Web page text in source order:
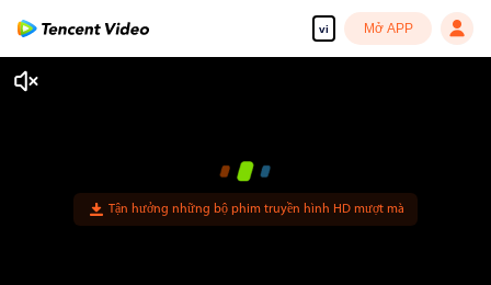
vi Mở APP
Tận hưởng những bộ phim truyền hình HD mượt mà